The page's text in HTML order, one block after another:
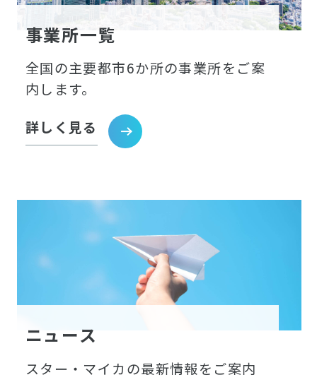
事業所一覧
全国の主要都市6か所の事業所をご案
内します。
詳しく見る
ニュース
スター・マイカの最新情報をご案内